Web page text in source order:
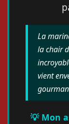
La
la chair
vient
💡 Mon